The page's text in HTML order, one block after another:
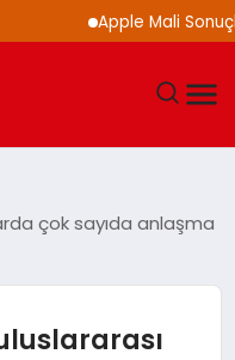
Apple Mali
çok sayıda anlaşma